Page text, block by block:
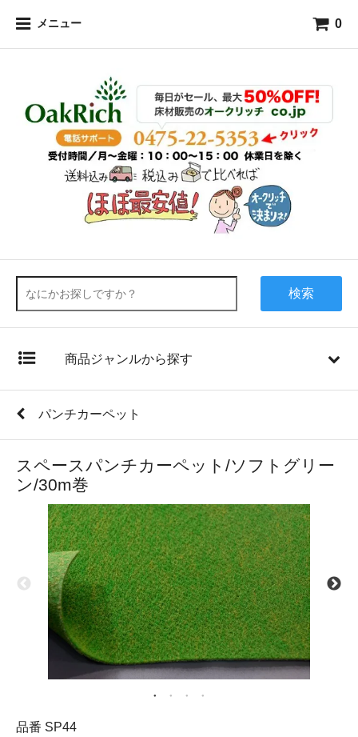
メニュー 0
検索
商品ジャンルから探す
パンチカーペット
スペースパンチカーペット/ソフトグリー
ン/30m巻
品番 SP44